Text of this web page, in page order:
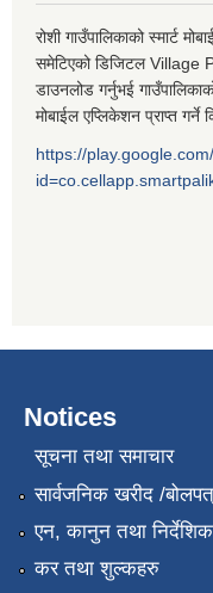
रोशी गाउँपालिकाको स्मार्ट
समेटिएको डिजिटल Village
डाउनलोड गर्नुभई
मोबाईल एप्लिकेशन प्राप्त
https://
Notices
सूचना तथा समाचार
सार्वजनिक खरीद /
एन, कानुन तथा
कर तथा शुल्कहरु